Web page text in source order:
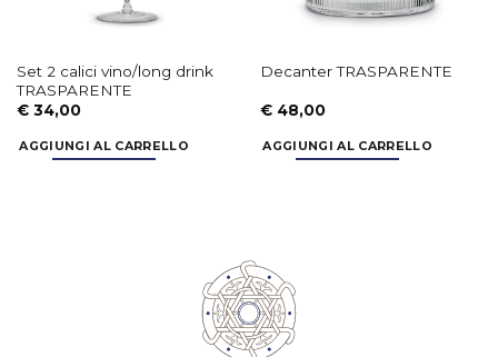
Set 2 calici vino/long drink
TRASPARENTE
€34,00
AGGIUNGI AL CARRELLO
Decanter TRASPARENTE
€48,00
AGGIUNGI AL CARRELLO